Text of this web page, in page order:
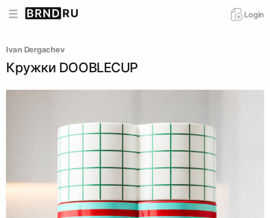
Login
Ivan Dergachev
Кружки DOOBLECUP